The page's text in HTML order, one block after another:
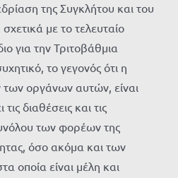
της Συγκλήτου και του
με το τελευταίο
για την Τριτοβάθμια
το γεγονός ότι η
οργάνων αυτών, είναι
διαθέσεις και τις
των φορέων της
όσο ακόμα και των
οποία είναι μέλη και